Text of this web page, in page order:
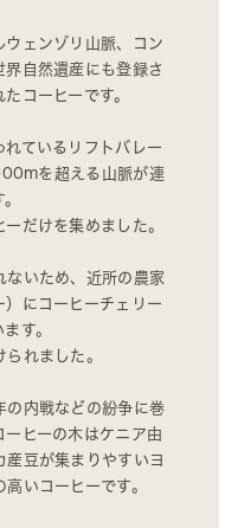
ェンゾリ山脈、コン
自然遺産にも登録さ
コーヒーです。
ているリフトバレー
を超える山脈が連
だけを集めました。
ないため、近所の農家
にコーヒーチェリー
す。
れました。
の内戦などの紛争に巻
ヒーの木はケニア由
豆が集まりやすいヨ
いコーヒーです。